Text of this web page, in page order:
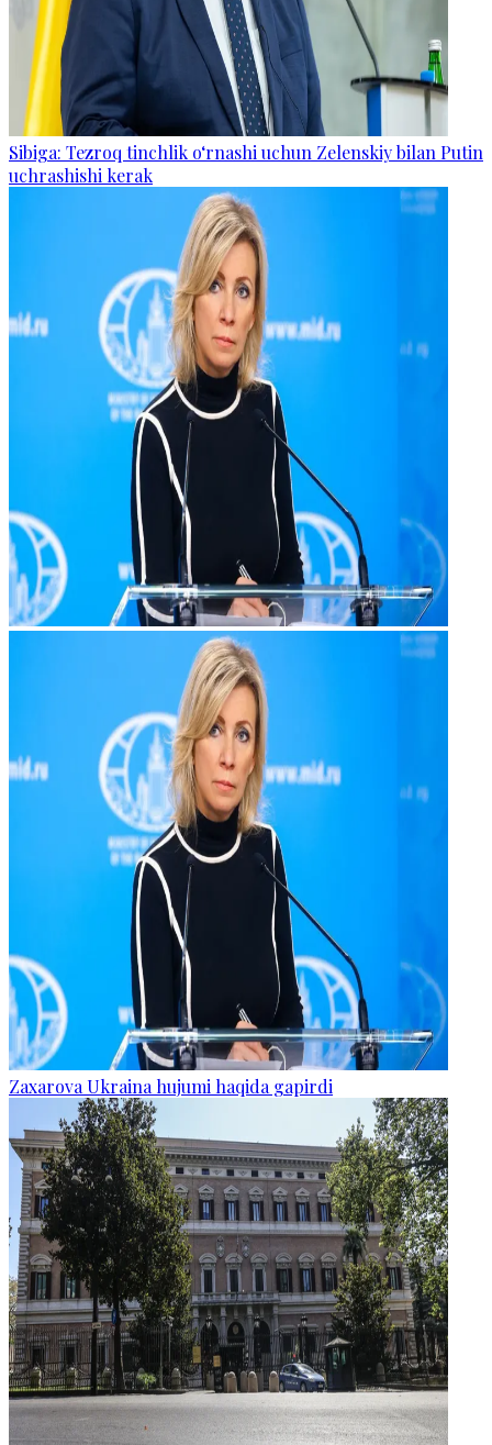
Sibiga: Tezroq tinchlik o‘rnashi uchun Zelenskiy bilan Putin
uchrashishi kerak
Zaxarova Ukraina hujumi haqida gapirdi